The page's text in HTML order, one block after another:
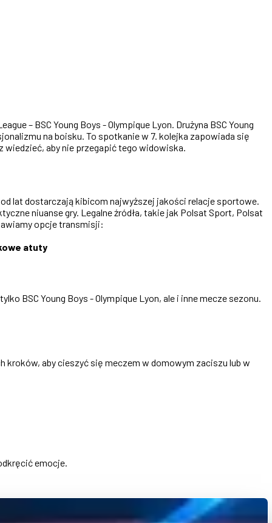
– BSC Young Boys - Olympique Lyon. Drużyna BSC Young
na boisku. To spotkanie w 7. kolejka zapowiada się
aby nie przegapić tego widowiska.
lat dostarczają kibicom najwyższej jakości relacje sportowe.
niuanse gry. Legalne źródła, takie jak Polsat Sport, Polsat
opcje transmisji:
atuty
BSC Young Boys - Olympique Lyon, ale i inne mecze sezonu.
kroków, aby cieszyć się meczem w domowym zaciszu lub w
emocje.